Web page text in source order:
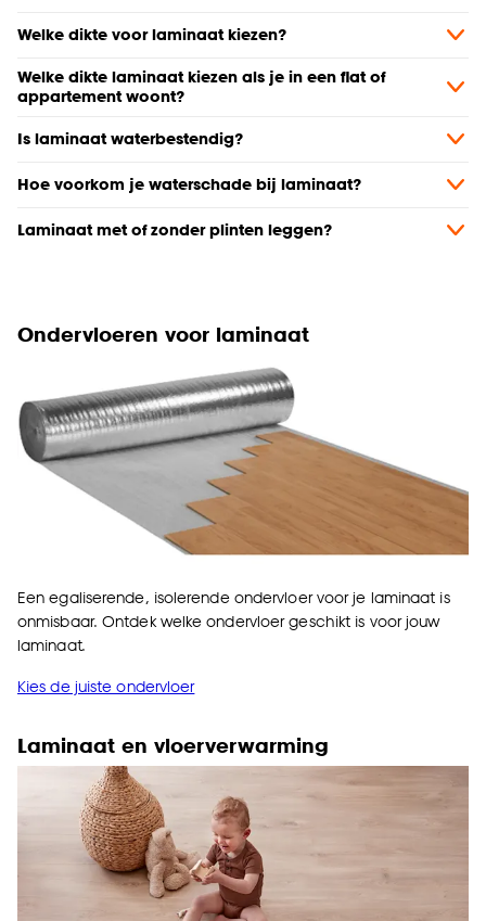
Welke dikte voor laminaat kiezen?
Welke dikte laminaat kiezen als je in een flat of
appartement woont?
Is laminaat waterbestendig?
Hoe voorkom je waterschade bij laminaat?
Laminaat met of zonder plinten leggen?
Ondervloeren voor laminaat
Een egaliserende, isolerende ondervloer voor je laminaat is
onmisbaar. Ontdek welke ondervloer geschikt is voor jouw
laminaat.
Kies de juiste ondervloer
Laminaat en vloerverwarming